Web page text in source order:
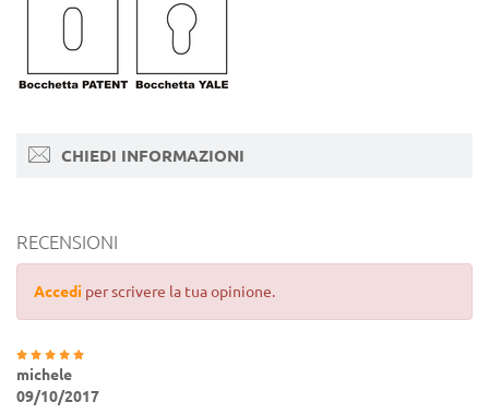
CHIEDI INFORMAZIONI
RECENSIONI
Accedi per scrivere la tua opinione.
michele
09/10/2017